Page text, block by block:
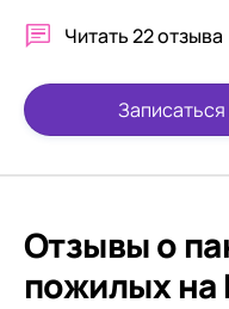
Читать22 отзыва
Отзывы о
пожилых на